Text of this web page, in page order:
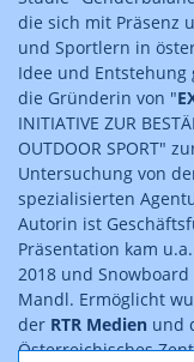
die sich mit Präsenz
und Sportlern in
Idee und
die Gründerin von "
INITIATIVE ZUR
OUTDOOR SPORT"
Untersuchung von
spezialisierten
Autorin ist
Präsentation kam
2018 und
Mandl. Ermöglicht
der RTR Medien und
Österreichisches